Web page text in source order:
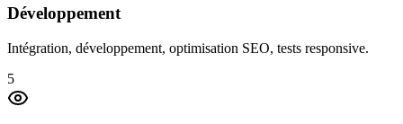
Développement
Intégration, développement, optimisation SEO, tests responsive.
5